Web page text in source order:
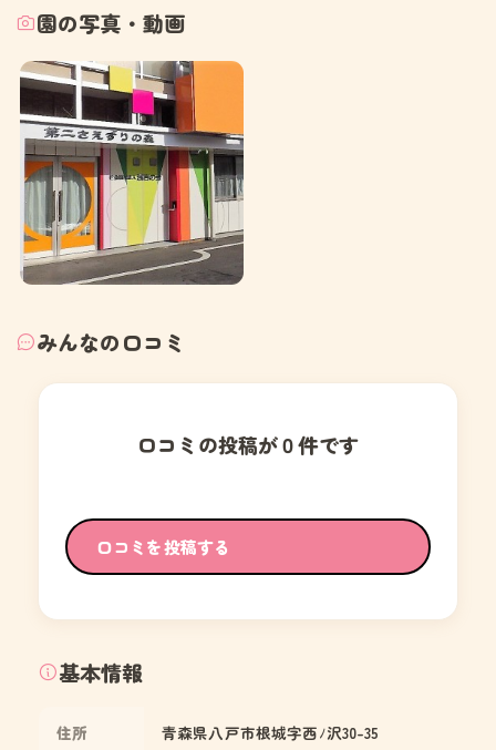
園の写真・動画
みんなの口コミ
口コミの投稿が０件です
口コミを投稿する
基本情報
住所 青森県八戸市根城字西ﾉ沢30-35